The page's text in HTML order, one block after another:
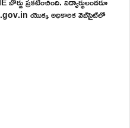
యొక్క అధికారిక వెబ్‌సైట్‌లో